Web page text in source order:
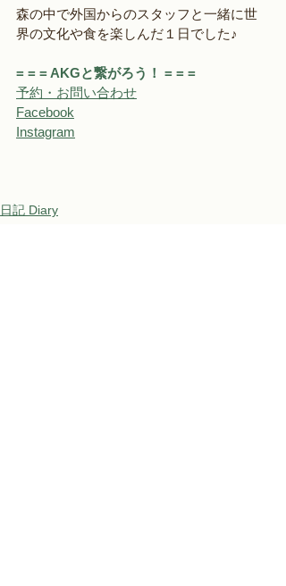
森の中で外国からのスタッフと一緒に世
界の文化や食を楽しんだ１日でした♪
= = = AKGと繋がろう！ = = =
予約・お問い合わせ
Facebook
Instagram
日記 Diary